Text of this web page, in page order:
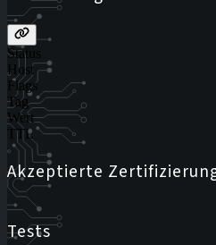
Status
Host
Flags
Tag
Wert
TTL
Akzeptierte
Tests